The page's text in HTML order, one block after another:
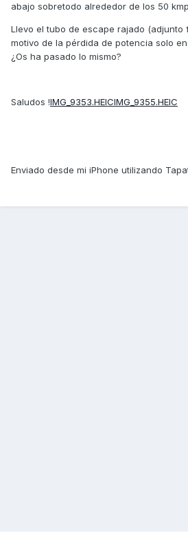
abajo sobretodo alrededor de los 50
Llevo el tubo de escape rajado (adjunto
motivo de la pérdida de potencia solo
¿Os ha pasado lo mismo?
Saludos !IMG_9353.HEICIMG_9355.HEIC
Enviado desde mi iPhone utilizando